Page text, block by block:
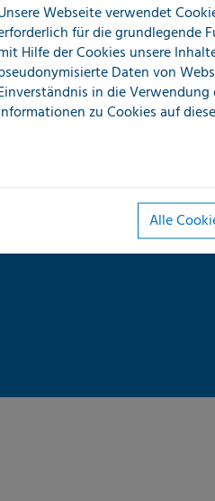
einem
bei Feuchte- und
Webseite verwendet
für die grundlegende
Hilfe der Cookies unsere
Daten von
in die
zu Cookies auf
Alle